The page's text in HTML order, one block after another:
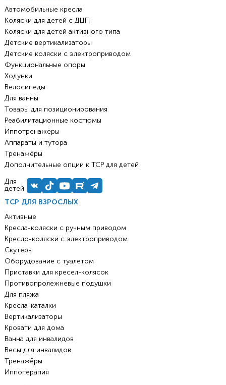
ТСР ДЛЯ ВЗРОСЛЫХ
Активные
Кресла-коляски с ручным приводом
Кресло-коляски с электроприводом
Скутеры
Оборудование с туалетом
Приставки для кресел-колясок
Противопролежневые подушки
Для пляжа
Кресла-каталки
Вертикализаторы
Кровати для дома
Ванна для инвалидов
Весы для инвалидов
Тренажёры
Иппотерапия
Автомобильные кресла
Коляски для детей с ДЦП
Коляски для детей активного типа
Детские вертикализаторы
Детские коляски с электроприводом
Функциональные опоры
Ходунки
Велосипеды
Для ванны
Товары для позиционирования
Реабилитационные костюмы
Иппотренажёры
Аппараты и тутора
Тренажёры
Дополнительные опции к ТСР для детей
Для
детей